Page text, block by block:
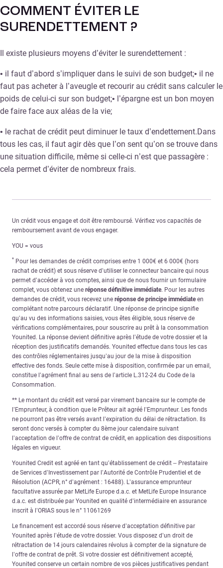
COMMENT ÉVITER LE
SURENDETTEMENT ?
Il existe plusieurs moyens d’éviter le surendettement :
• il faut d’abord s’impliquer dans le suivi de son budget;• il ne
faut pas acheter à l’aveugle et recourir au crédit sans calculer le
poids de celui-ci sur son budget;• l’épargne est un bon moyen
de faire face aux aléas de la vie;
• le rachat de crédit peut diminuer le taux d’endettement.Dans
tous les cas, il faut agir dès que l’on sent qu’on se trouve dans
une situation difficile, même si celle-ci n’est que passagère :
cela permet d’éviter de nombreux frais.
Un crédit vous engage et doit être remboursé. Vérifiez vos capacités de
remboursement avant de vous engager.
YOU = vous
* Pour les demandes de crédit comprises entre 1 000€ et 6 000€ (hors
rachat de crédit) et sous réserve d’utiliser le connecteur bancaire qui nous
permet d’accéder à vos comptes, ainsi que de nous fournir un formulaire
complet, vous obtenez une réponse définitive immédiate. Pour les autres
demandes de crédit, vous recevez une réponse de principe immédiateen
complétant notre parcours déclaratif. Une réponse de principe signifie
qu’au vu des informations saisies, vous êtes éligible, sous réserve de
vérifications complémentaires, pour souscrire au prêt à la consommation
Younited. La réponse devient définitive après l’étude de votre dossier et la
réception des justificatifs demandés. Younited effectue dans tous les cas
des contrôles réglementaires jusqu’au jour de la mise à disposition
effective des fonds. Seule cette mise à disposition, confirmée par un email,
constitue l’agrément final au sens de l’article L.312-24 du Code de la
Consommation.
** Le montant du crédit est versé par virement bancaire sur le compte de
l’Emprunteur, à condition que le Prêteur ait agréé l’Emprunteur. Les fonds
ne pourront pas être versés avant l’expiration du délai de rétractation. Ils
seront donc versés à compter du 8ème jour calendaire suivant
l’acceptation de l’offre de contrat de crédit, en application des dispositions
légales en vigueur.
Younited Credit est agréé en tant qu’établissement de crédit – Prestataire
de Services d’Investissement par l’Autorité de Contrôle Prudentiel et de
Résolution (ACPR, n° d’agrément : 16488). L’assurance emprunteur
facultative assurée par MetLife Europe d.a.c. et MetLife Europe Insurance
d.a.c. est distribuée par Younited en qualité d’intermédiaire en assurance
inscrit à l’ORIAS sous le n° 11061269
Le financement est accordé sous réserve d’acceptation définitive par
Younited après l’étude de votre dossier. Vous disposez d’un droit de
rétractation de 14 jours calendaires révolus à compter de la signature de
l’offre de contrat de prêt. Si votre dossier est définitivement accepté,
Younited conserve un certain nombre de vos pièces justificatives pendant